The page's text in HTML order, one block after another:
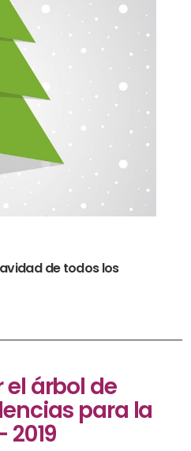
de todos los
árbol de
para la
2019